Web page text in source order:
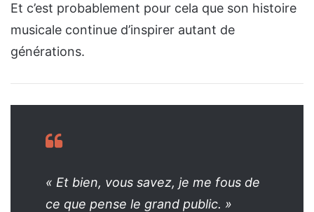
Et c’est probablement pour cela que son histoire
musicale continue d’inspirer autant de
générations.
« Et bien, vous savez, je me fous de
ce que pense le grand public. »